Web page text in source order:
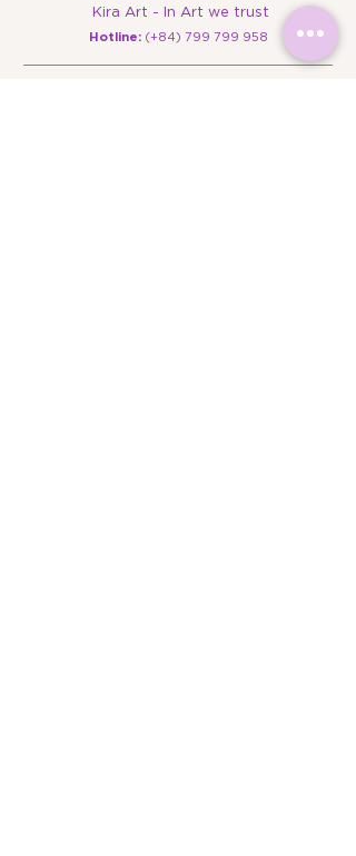
Kira Art - In Art we trust
​Hotline: (+84) 799 799 958